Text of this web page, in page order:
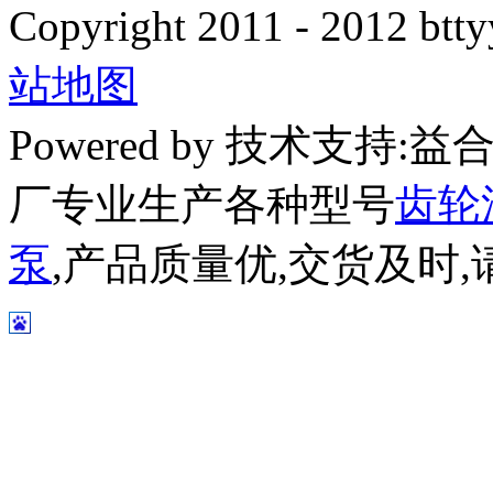
Copyright 2011 - 2012
站地图
Powered by 技术支持:益
厂专业生产各种型号齿轮
泵,产品质量优,交货及时,